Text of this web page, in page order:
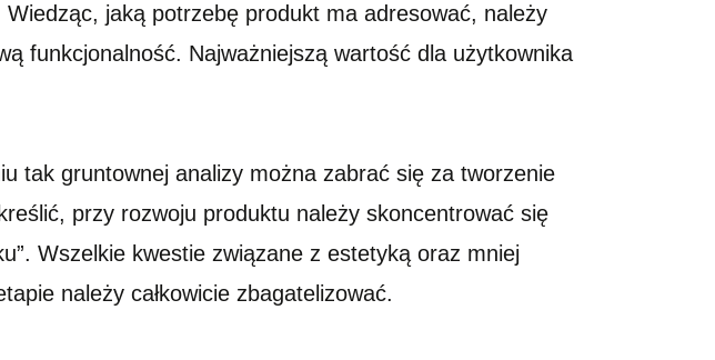
jaką potrzebę produkt ma adresować, należy
funkcjonalność. Najważniejszą wartość dla użytkownika
tak gruntownej analizy można zabrać się za tworzenie
przy rozwoju produktu należy skoncentrować się
Wszelkie kwestie związane z estetyką oraz mniej
należy całkowicie zbagatelizować.